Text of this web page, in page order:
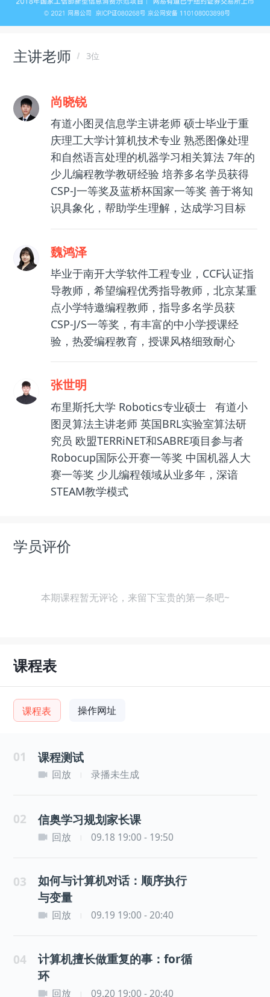
主讲老师 3位
尚晓锐
有道小图灵信息学主讲老师 硕士毕业于重
庆理工大学计算机技术专业 熟悉图像处理
和自然语言处理的机器学习相关算法 7年的
少儿编程教学教研经验 培养多名学员获得
CSP-J一等奖及蓝桥杯国家一等奖 善于将知
识具象化，帮助学生理解，达成学习目标
魏鸿泽
毕业于南开大学软件工程专业，CCF认证指
导教师，希望编程优秀指导教师，北京某重
点小学特邀编程教师，指导多名学员获
CSP-J/S一等奖，有丰富的中小学授课经
验，热爱编程教育，授课风格细致耐心
张世明
布里斯托大学 Robotics专业硕士 有道小
图灵算法主讲老师 英国BRL实验室算法研
究员 欧盟TERRiNET和SABRE项目参与者
Robocup国际公开赛一等奖 中国机器人大
赛一等奖 少儿编程领域从业多年，深谙
STEAM教学模式
学员评价
本期课程暂无评论，来留下宝贵的第一条吧~
课程表
课程表 操作网址
01 课程测试
回放 录播未生成
02 信奥学习规划家长课
回放 09.18 19:00 - 19:50
03
如何与计算机对话：顺序执行
与变量
回放 09.19 19:00 - 20:40
04
计算机擅长做重复的事：for循
环
回放 09.20 19:00 - 20:40